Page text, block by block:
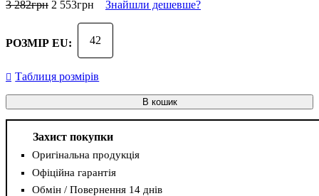
3 282грн 2 553грн Знайшли дешевше?
РОЗМІР EU: 42
Таблиця розмірів
В кошик
Захист покупки
Оригінальна продукція
Офіційна гарантія
Обмін / Повернення 14 днів